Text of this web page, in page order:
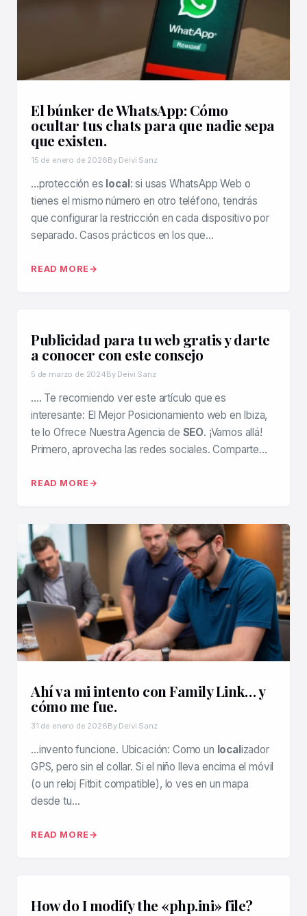
El búnker de WhatsApp: Cómo
ocultar tus chats para que nadie sepa
que existen.
15 de enero de 2026By Deivi Sanz
…protección es local : si usas WhatsApp Web o
tienes el mismo número en otro teléfono, tendrás
que configurar la restricción en cada dispositivo por
separado. Casos prácticos en los que…
READ MORE
Publicidad para tu web gratis y darte
a conocer con este consejo
5 de marzo de 2024By Deivi Sanz
…. Te recomiendo ver este artículo que es
interesante: El Mejor Posicionamiento web en Ibiza,
te lo Ofrece Nuestra Agencia de SEO. ¡Vamos allá!
Primero, aprovecha las redes sociales. Comparte…
READ MORE
Ahí va mi intento con Family Link… y
cómo me fue.
31 de enero de 2026By Deivi Sanz
…invento funcione. Ubicación: Como un local izador
GPS, pero sin el collar. Si el niño lleva encima el móvil
(o un reloj Fitbit compatible), lo ves en un mapa
desde tu…
READ MORE
How do I modify the «php.ini» file?